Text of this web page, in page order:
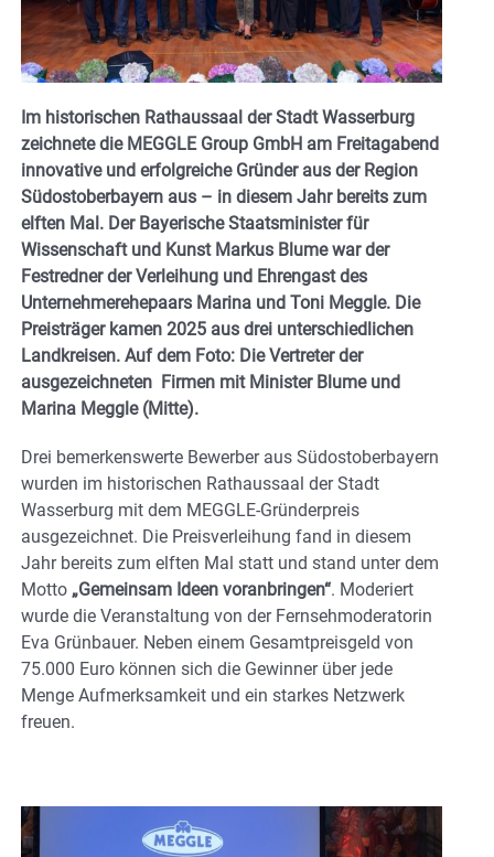
Im historischen Rathaussaal der Stadt Wasserburg
zeichnete die MEGGLE Group GmbH am Freitagabend
innovative und erfolgreiche Gründer aus der Region
Südostoberbayern aus – in diesem Jahr bereits zum
elften Mal. Der Bayerische Staatsminister für
Wissenschaft und Kunst Markus Blume war der
Festredner der Verleihung und Ehrengast des
Unternehmerehepaars Marina und Toni Meggle. Die
Preisträger kamen 2025 aus drei unterschiedlichen
Landkreisen. Auf dem Foto: Die Vertreter der
ausgezeichneten Firmen mit Minister Blume und
Marina Meggle (Mitte).
Drei bemerkenswerte Bewerber aus Südostoberbayern
wurden im historischen Rathaussaal der Stadt
Wasserburg mit dem MEGGLE-Gründerpreis
ausgezeichnet. Die Preisverleihung fand in diesem
Jahr bereits zum elften Mal statt und stand unter dem
Motto „Gemeinsam Ideen voranbringen“. Moderiert
wurde die Veranstaltung von der Fernsehmoderatorin
Eva Grünbauer. Neben einem Gesamtpreisgeld von
75.000 Euro können sich die Gewinner über jede
Menge Aufmerksamkeit und ein starkes Netzwerk
freuen.